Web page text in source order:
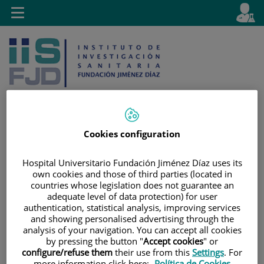
Jump to content
selector
Active
en
Toggle
navigation
Cookies configuration
Hospital Universitario Fundación Jiménez Díaz uses its
own cookies and those of third parties (located in
countries whose legislation does not guarantee an
adequate level of data protection) for user
authentication, statistical analysis, improving services
and showing personalised advertising through the
analysis of your navigation. You can accept all cookies
by pressing the button "Accept cookies" or
configure/refuse them their use from this Settings. For